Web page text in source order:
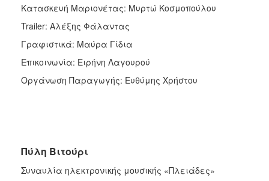
Κατασκευή Μαριονέτας: Μυρτώ Κοσμοπούλου
Trailer: Αλέξης Φάλαντας
Γραφιστικά: Μαύρα Γίδια
Επικοινωνία: Ειρήνη Λαγουρού
Οργάνωση Παραγωγής: Ευθύμης Χρήστου
Πύλη Βιτούρι
Συναυλία ηλεκτρονικής μουσικής «Πλειάδες»